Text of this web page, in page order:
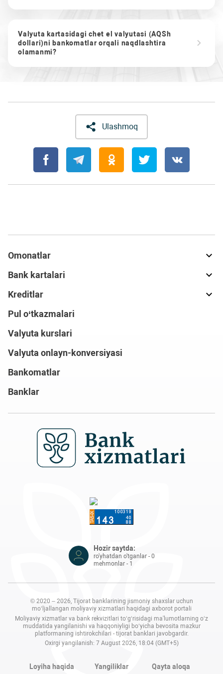
Valyuta kartasidagi chet el valyutasi (AQSh
dollari)ni bankomatlar orqali naqdlashtira
olamanmi?
Ulashmoq
Omonatlar
Bank kartalari
Kreditlar
Pul o‘tkazmalari
Valyuta kurslari
Valyuta onlayn-konversiyasi
Bankomatlar
Banklar
Hozir saytda:
ro'yhatdan o'tganlar - 0
mehmonlar - 1
© 2020 – 2026, Tijorat banklarining jismoniy shaxslar uchun
mo‘ljallangan moliyaviy xizmatlari haqidagi axborot portali
Moliyaviy xizmatlar va bank rekvizitlari to‘g‘risidagi ma'lumotlarning o‘z
muddatida yangilanishi va haqqoniyligi bo‘yicha bevosita mazkur
platformaning ishtirokchilari - tijorat banklari javobgardir.
Oxirgi yangilanish: 7 August 2026, 18:04 (GMT+5)
Loyiha haqida Yangiliklar Qayta aloqa